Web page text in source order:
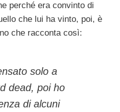
perché era convinto di
che lui ha vinto, poi, è
che racconta così:
solo a
dead, poi ho
di alcuni